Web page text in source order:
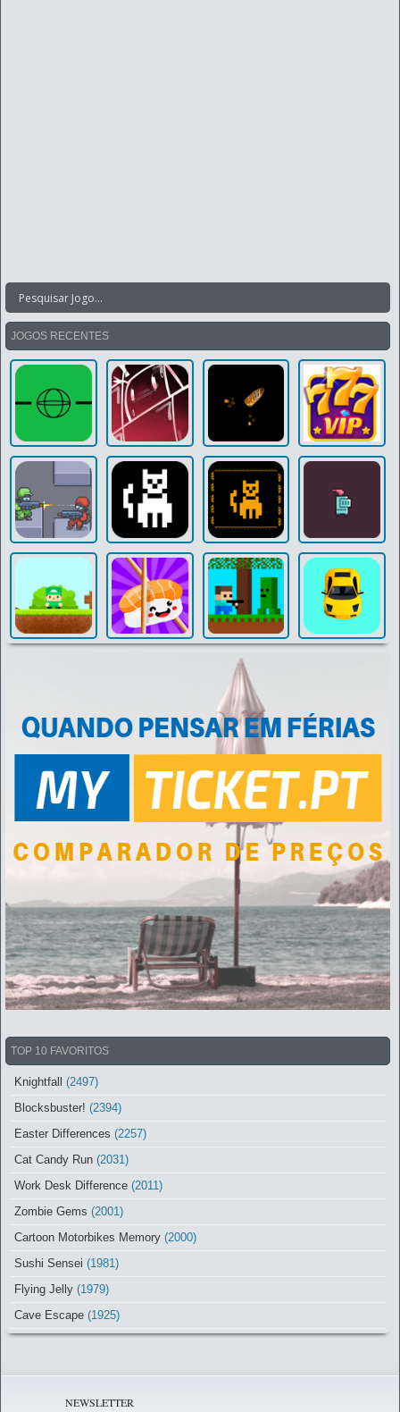
JOGOS RECENTES
TOP 10 FAVORITOS
Knightfall (2497)
Blocksbuster! (2394)
Easter Differences (2257)
Cat Candy Run (2031)
Work Desk Difference (2011)
Zombie Gems (2001)
Cartoon Motorbikes Memory (2000)
Sushi Sensei (1981)
Flying Jelly (1979)
Cave Escape (1925)
NEWSLETTER